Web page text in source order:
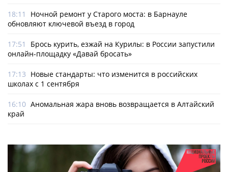
18:11
Ночной ремонт у Старого моста: в Барнауле
обновляют ключевой въезд в город
17:51
Брось курить, езжай на Курилы: в России запустили
онлайн-­площадку «Давай бросать»
17:13 Новые стандарты: что изменится в российских
школах с 1 сентября
16:10 Аномальная жара вновь возвращается в Алтайский
край